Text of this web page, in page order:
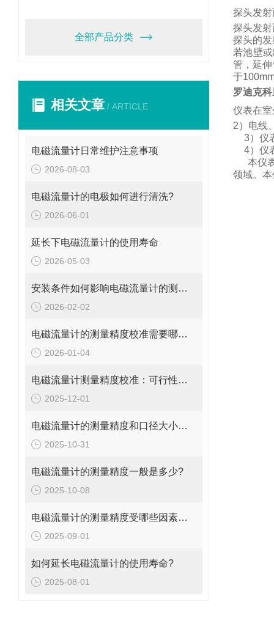
全部产品分类
相关文章 / ARTICLE
电磁流量计日常维护注意事项
2026-08-03
电磁流量计的电极如何进行清洗?
2026-06-01
延长下电磁流量计的使用寿命
2026-05-03
安装条件如何影响电磁流量计的测量精度?
2026-02-02
电磁流量计的测量精度校准需要哪些工具和设备?
2026-01-04
电磁流量计测量精度校准：可行性、方法与实操指南
2025-12-01
电磁流量计的测量精度和口径大小的关系是什么?
2025-10-31
电磁流量计的测量精度一般是多少?
2025-10-08
电磁流量计的测量精度受哪些因素影响?
2025-09-01
如何延长电磁流量计的使用寿命?
2025-08-01
探头发
探头发
探头的
若池壁
管，延
于
罗迪克
仪表在
2）电线
3）仪
4）仪
本仪
领域。 本